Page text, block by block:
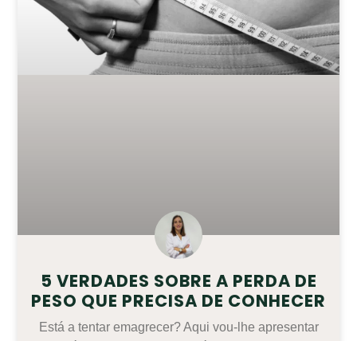
5 VERDADES SOBRE A PERDA DE
PESO QUE PRECISA DE CONHECER
Está a tentar emagrecer? Aqui vou-lhe apresentar